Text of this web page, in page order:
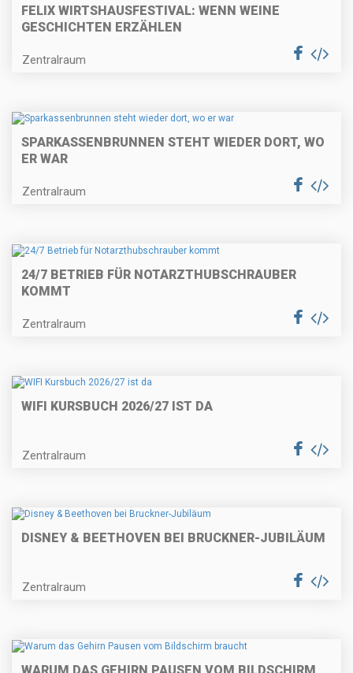
FELIX WIRTSHAUSFESTIVAL: WENN WEINE
GESCHICHTEN ERZÄHLEN
Zentralraum
SPARKASSENBRUNNEN STEHT WIEDER DORT, WO
ER WAR
Zentralraum
24/7 BETRIEB FÜR NOTARZTHUBSCHRAUBER
KOMMT
Zentralraum
WIFI KURSBUCH 2026/27 IST DA
Zentralraum
DISNEY & BEETHOVEN BEI BRUCKNER-JUBILÄUM
Zentralraum
WARUM DAS GEHIRN PAUSEN VOM BILDSCHIRM